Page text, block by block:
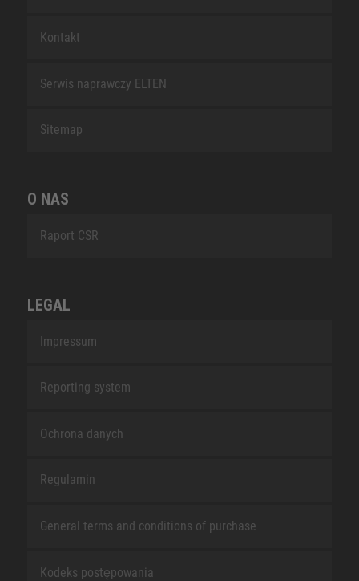
Kontakt
Serwis naprawczy ELTEN
Sitemap
O NAS
Raport CSR
LEGAL
Impressum
Reporting system
Ochrona danych
Regulamin
General terms and conditions of purchase
Kodeks postępowania